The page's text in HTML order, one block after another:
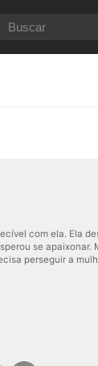
com ela. Ela
se apaixonar.
perseguir a